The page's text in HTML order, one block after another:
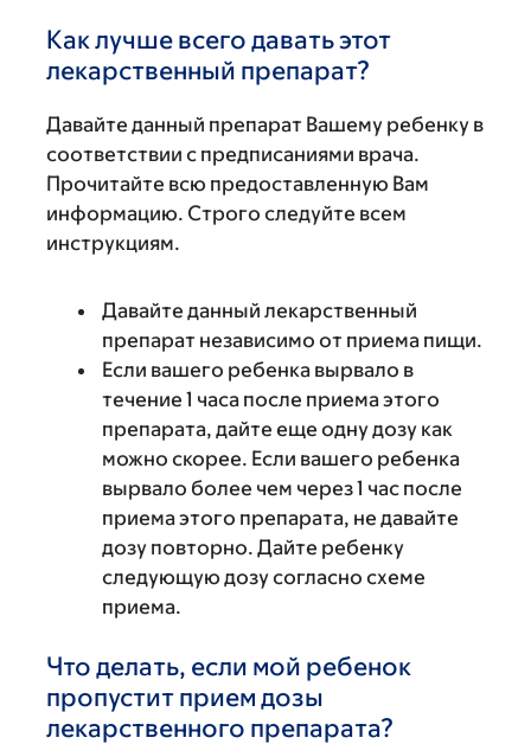
Как лучше всего давать этот
лекарственный препарат?
Давайте данный препарат Вашему ребенку в
соответствии с предписаниями врача.
Прочитайте всю предоставленную Вам
информацию. Строго следуйте всем
инструкциям.
Давайте данный лекарственный
препарат независимо от приема пищи.
Если вашего ребенка вырвало в
течение 1 часа после приема этого
препарата, дайте еще одну дозу как
можно скорее. Если вашего ребенка
вырвало более чем через 1 час после
приема этого препарата, не давайте
дозу повторно. Дайте ребенку
следующую дозу согласно схеме
приема.
Что делать, если мой ребенок
пропустит прием дозы
лекарственного препарата?